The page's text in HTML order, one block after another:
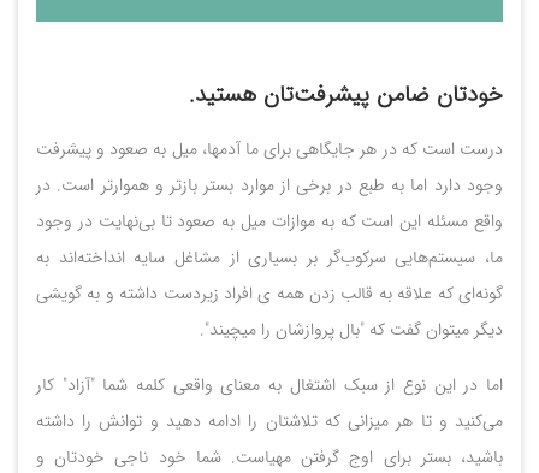
خودتان ضامن پیشرفت‌تان هستید.
درست است که در هر جایگاهی برای ما آدمها، میل به صعود و پیشرفت
وجود دارد اما به طبع در برخی از موارد بستر بازتر و هموارتر است. در
واقع مسئله این است که به موازات میل به صعود تا بی‌نهایت در وجود
ما، سیستم‌هایی سرکوب‌گر بر بسیاری از مشاغل سایه انداخته‌اند به
گونه‌ای که علاقه به قالب زدن همه ی افراد زیردست داشته و به گویشی
دیگر میتوان گفت که "بال پروازشان را میچیند".
اما در این نوع از سبک اشتغال به معنای واقعی کلمه شما "آزاد" کار
می‌کنید و تا هر میزانی که تلاشتان را ادامه دهید و توانش را داشته
باشید، بستر برای اوج گرفتن مهیاست. شما خود ناجی خودتان و